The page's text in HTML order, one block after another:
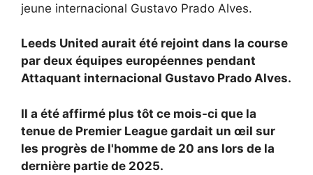
jeune internacional Gustavo Prado Alves.
Leeds United aurait été rejoint dans la course
par deux équipes européennes pendant
Attaquant internacional Gustavo Prado Alves.
Il a été affirmé plus tôt ce mois-ci que la
tenue de Premier League gardait un œil sur
les progrès de l'homme de 20 ans lors de la
dernière partie de 2025.